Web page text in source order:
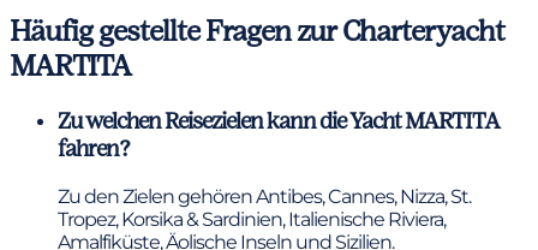
Häufig gestellte Fragen zur Charteryacht
MARTITA
Zu welchen Reisezielen kann die Yacht MARTITA
fahren?
Zu den Zielen gehören Antibes, Cannes, Nizza, St.
Tropez, Korsika & Sardinien, Italienische Riviera,
Amalfiküste, Äolische Inseln und Sizilien.